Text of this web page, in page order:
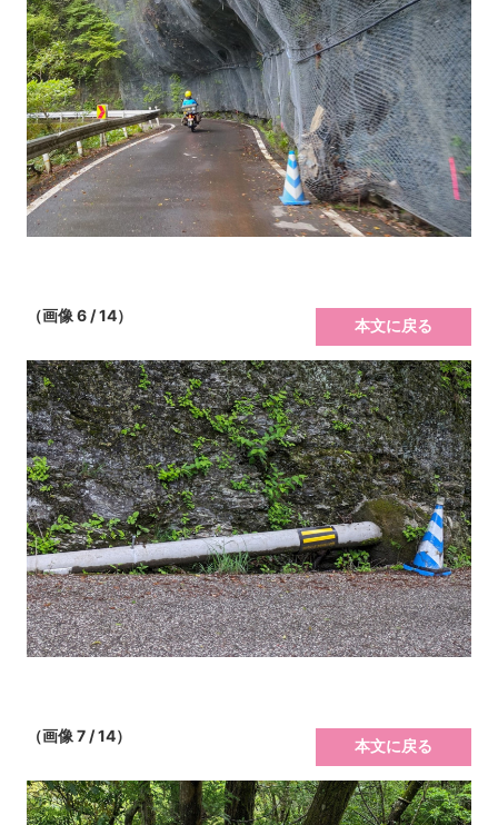
（画像 6 / 14）
本文に戻る
（画像 7 / 14）
本文に戻る